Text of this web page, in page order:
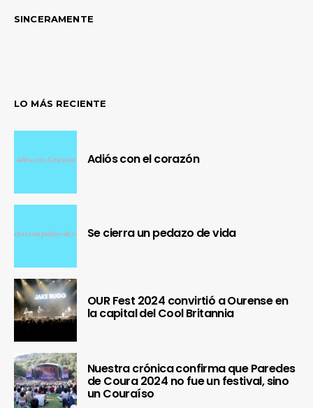
SINCERAMENTE
LO MÁS RECIENTE
Adiós con el corazón
Se cierra un pedazo de vida
OUR Fest 2024 convirtió a Ourense en
la capital del Cool Britannia
Nuestra crónica confirma que Paredes
de Coura 2024 no fue un festival, sino
un Couraíso